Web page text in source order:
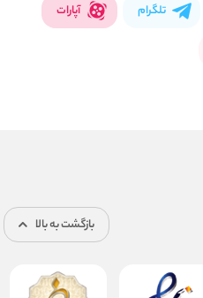
تلگرام آپارات
بازگشت به بالا